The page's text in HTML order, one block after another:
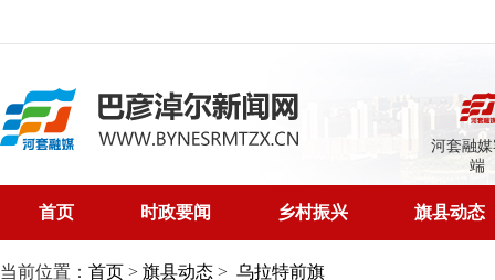
河套融
端
首页 时政要闻 乡村振兴 旗县动态
当前位置： 首页 > 旗县动态 > 乌拉特前旗